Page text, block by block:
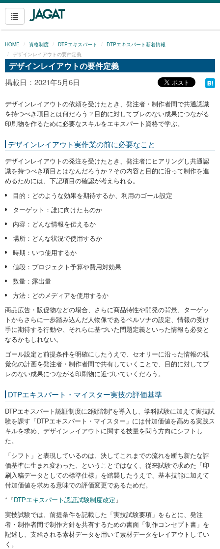
HOME 資格制度 DTPエキスパート
DTPエキスパート新着情報
デザインレイアウトの要件定義
デザインレイアウトの要件定義
掲載日：2021年5月6日
デザインレイアウトの依頼を受けたとき、発注者・制作者間で共通認識
を持つべき項目とは何だろう？目的に対してブレのない成果につながる
印刷物を作るために必要なスキルをエキスパート資格で学ぶ。
デザインレイアウト実作業の前に必要なこと
デザインレイアウトの発注を受けたとき、発注者にヒアリングし共通認
識を持つべき項目とはなんだろうか？その内容と目的に沿って制作を進
めるためには、下記項目の確認が考えられる。
目的：どのような効果を期待するか、利用のゴール設定
ターゲット：誰に向けたものか
内容：どんな情報を伝えるか
場所：どんな状況で使用するか
時期：いつ使用するか
値段：プロジェクト予算や費用対効果
数量：露出量
方法：どのメディアを使用するか
商品広告・販促物などの場合、さらに商品特性や開発の背景、ターゲッ
トからさらに一歩踏み込んだ人物像であるペルソナの設定、情報の受け
手に期待する行動や、それらに基づいた問題定義といった情報も必要と
なるかもしれない。
ゴール設定と前提条件を明確にしたうえで、セオリーに沿った情報の視
覚化の計画を発注者・制作者間で共有していくことで、目的に対してブ
レのない成果につながる印刷物に近づいていくだろう。
DTPエキスパート・マイスター実技の評価基準
DTPエキスパート認証制度に2段階制*を導入し、学科試験に加えて実技試
験を課す「DTPエキスパート・マイスター」には付加価値を高める実践ス
キルを求め、デザインレイアウトに関する技量を問う方向にシフトし
た。
「シフト」と表現しているのは、決してこれまでの流れを断ち新たな評
価基準に生まれ変わった、ということではなく、従来試験で求めた「印
刷入稿データとしての標準仕様」を踏襲したうえで、基本技能に加えて
付加価値を求める意味での評価変更であるためだ。
*『DTPエキスパート認証試験制度改定』
実技試験では、前提条件を記載した「実技試験要項」をもとに、発注
者・制作者間で制作方針を共有するための書面「制作コンセプト書」を
記述し、支給される素材データを用いて素材データをレイアウトしてい
く。